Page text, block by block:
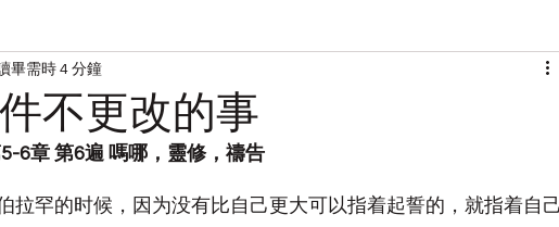
宋典的日常
不更改的事
畢需時 4 分鐘
6章 第6遍 嗎哪，靈修，禱告
拉罕的时候，因为没有比自己更大可以指着起誓的，就指着自己